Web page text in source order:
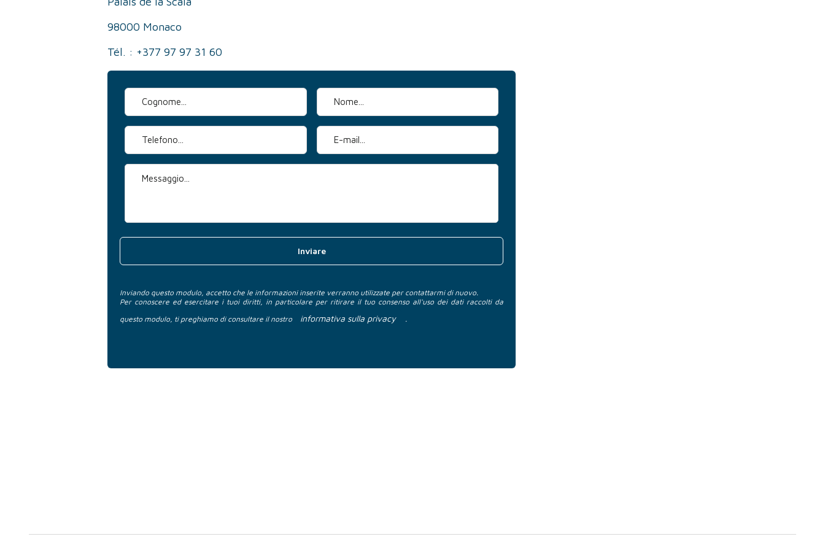
98000 Monaco
Tél. : +377 97 97 31 60
Cognome * Nome *
Telefono E-mail *
Messaggio *
Inviando questo modulo, accetto che le informazioni inserite verranno utilizzate per contattarmi di nuovo.
Per conoscere ed esercitare i tuoi diritti, in particolare per ritirare il tuo consenso all'uso dei dati raccolti da
questo modulo, ti preghiamo di consultare il nostro
informativa sulla privacy .